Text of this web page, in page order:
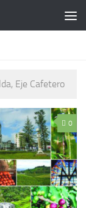
Eje Cafetero
0